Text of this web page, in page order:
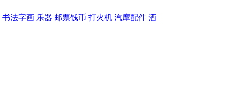
书法字画 乐器 邮票钱币 打火机 汽摩配件 酒